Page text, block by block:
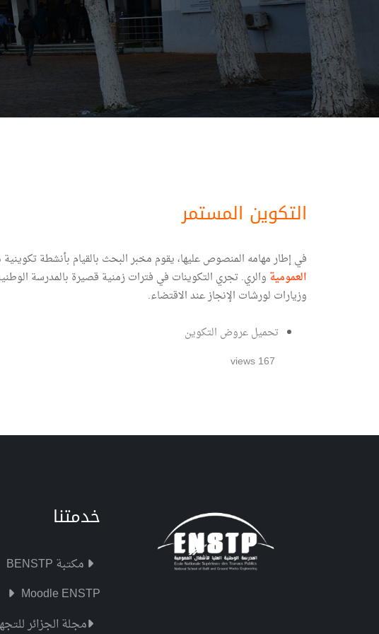
التكوين المستمر
في إطار مهامه المنصوص عليها، يقوم مخبر البحث بالقيام بأنشطة
العمومية والري. تجري التكوينات في فترات زمنية قصيرة بالمدرسة
وزيارات لورشات الإنجاز عند الاقتضاء.
تحميل عروض التكوين
167 views
خدمتنا
مكتبة BENSTP
Moodle ENSTP
مجلة الجزائر